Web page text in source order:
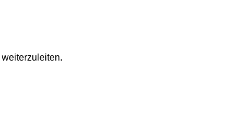
weiterzuleiten.